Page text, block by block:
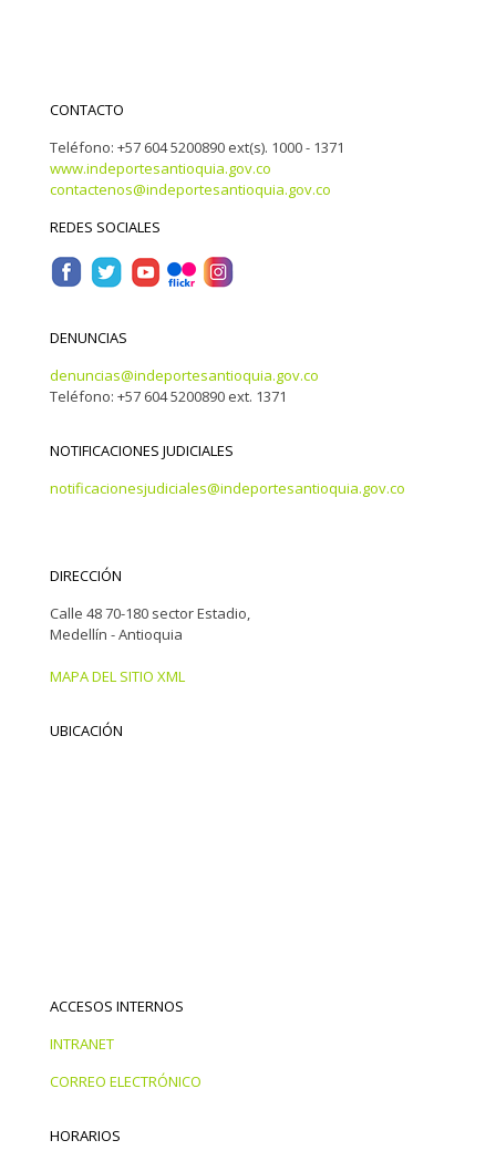
CONTACTO
Teléfono: +57 604 5200890 ext(s). 1000 - 1371
www.indeportesantioquia.gov.co
contactenos@indeportesantioquia.gov.co
REDES SOCIALES
DENUNCIAS
denuncias@indeportesantioquia.gov.co
Teléfono: +57 604 5200890 ext. 1371
NOTIFICACIONES JUDICIALES
notificacionesjudiciales@indeportesantioquia.gov.co
DIRECCIÓN
Calle 48 70-180 sector Estadio,
Medellín - Antioquia
MAPA DEL SITIO XML
UBICACIÓN
ACCESOS INTERNOS
INTRANET
CORREO ELECTRÓNICO
HORARIOS